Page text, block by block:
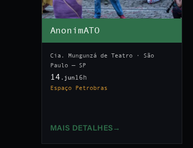
AnonimATO
Cia. Mungunzá de Teatro · São
Paulo — SP
14 .jun 16h
Espaço Petrobras
MAIS DETALHES →